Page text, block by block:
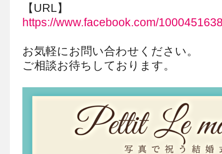
【URL】
https://www.facebook.com/
お気軽にお問い合わせください。
ご相談お待ちしております。